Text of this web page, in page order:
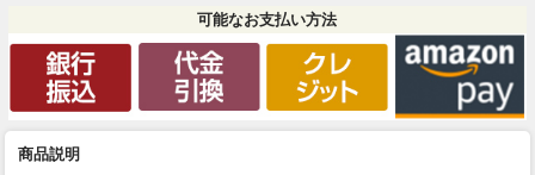
可能なお支払い方法
商品説明